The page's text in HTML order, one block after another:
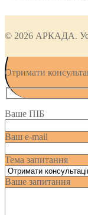
© 2026 АРКАДА.
Отримати
Ваше ПІБ
Ваш e-mail
Тема запитання
Ваше запитання